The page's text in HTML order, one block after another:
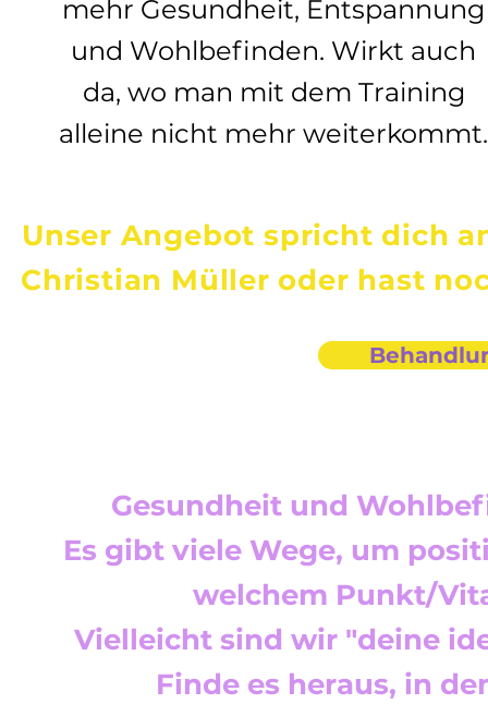
mehr Gesundheit, Entspannung
und Wohlbefinden. Wirkt auch
da, wo man mit dem Training
alleine nicht mehr weiterkommt.
Unser Angebot spricht dich
Christian Müller oder hast
Gesundheit und
Es gibt viele Wege, um
welchem Punkt/
Vielleicht sind wir "deine
Finde es heraus, in